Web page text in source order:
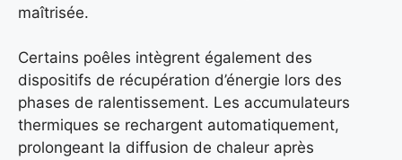
maîtrisée.
Certains poêles intègrent également des
dispositifs de récupération d’énergie lors des
phases de ralentissement. Les accumulateurs
thermiques se rechargent automatiquement,
prolongeant la diffusion de chaleur après